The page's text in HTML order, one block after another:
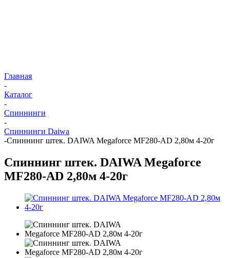
Главная
-
Каталог
-
Спиннинги
-
Спиннинги Daiwa
-Спиннинг штек. DAIWA Megaforce MF280-AD 2,80м 4-20г
Спиннинг штек. DAIWA Megaforce
MF280-AD 2,80м 4-20г